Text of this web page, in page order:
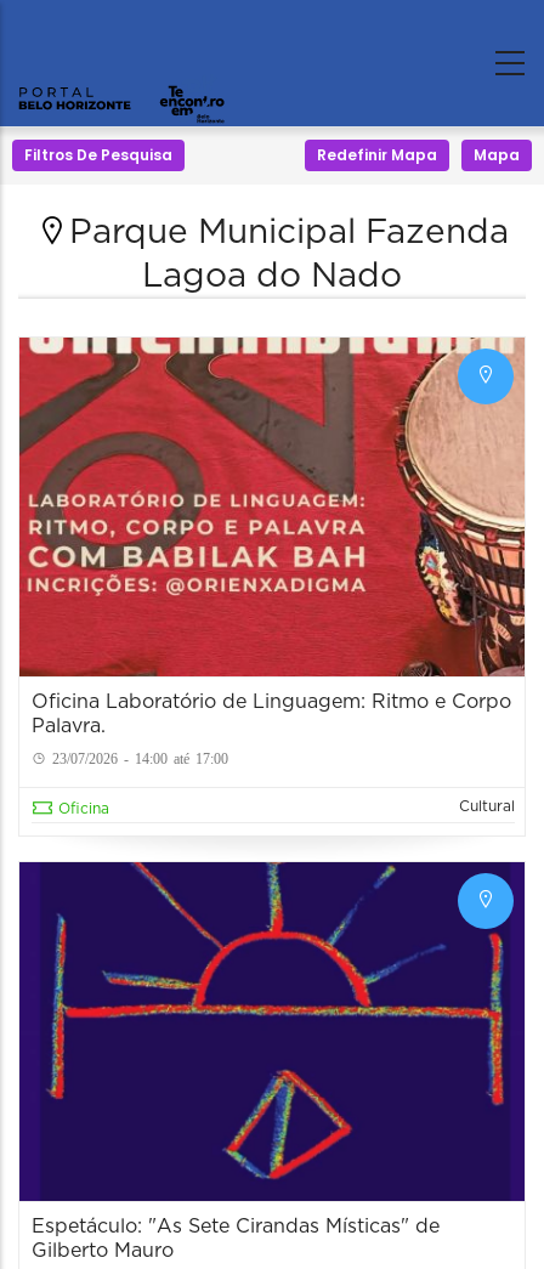
Filtros De Pesquisa Redefinir Mapa Mapa
Parque Municipal Fazenda
Lagoa do Nado
Oficina Laboratório de Linguagem: Ritmo e Corpo
Palavra.
23/07/2026 - 14:00 até 17:00
Oficina Cultural
Espetáculo: "As Sete Cirandas Místicas" de
Gilberto Mauro